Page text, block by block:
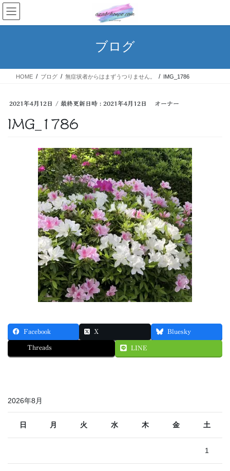
コ
ン
テ
ス
ナ
ビ
ゲ
ン
ブログ
HOME ブログ 無症状者からはまずうつりません。 IMG_1786
2021年4月12日 / 最終更新日時 : 2021年4月12日 オーナー
IMG_1786
Facebook X Bluesky
Threads LINE
2026年8月
日 月 火 水 木 金 土
1